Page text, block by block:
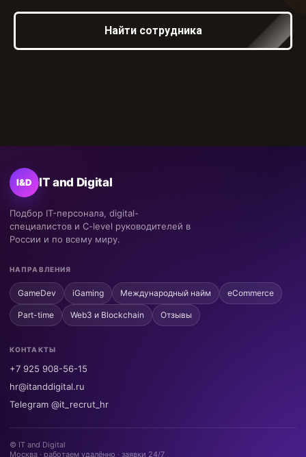
Найти сотрудника
I&D IT and Digital
Подбор IT-персонала, digital-
специалистов и C-level руководителей в
России и по всему миру.
НАПРАВЛЕНИЯ
GameDev iGaming Международный найм eCommerce
Part-time Web3 и Blockchain Отзывы
КОНТАКТЫ
+7 925 908-56-15
hr@itanddigital.ru
Telegram @it_recrut_hr
© IT and Digital
Москва · работаем удалённо · заявки 24/7